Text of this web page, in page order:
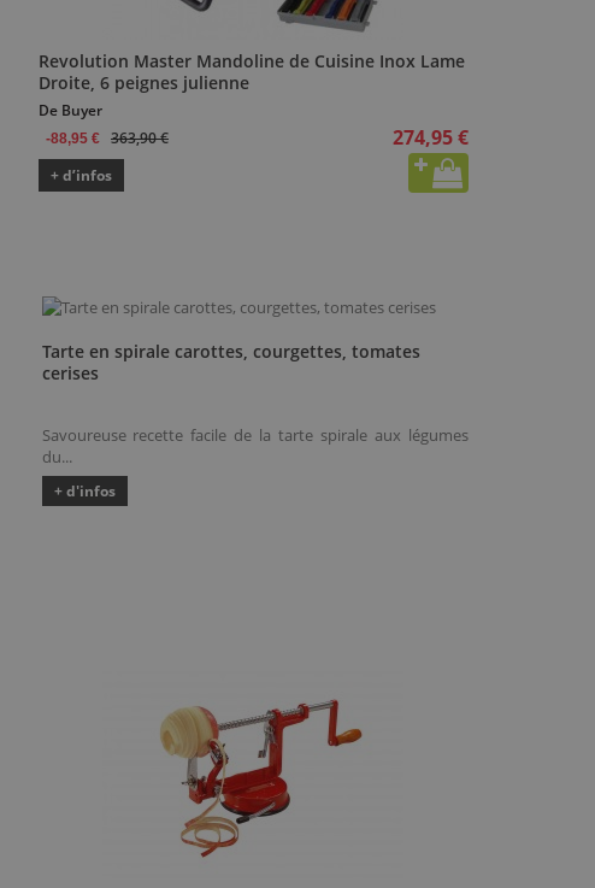
Revolution Master Mandoline de Cuisine Inox Lame
Droite, 6 peignes julienne
De Buyer
-88,95 € 363,90 € 274,95 €
+ d’infos
Tarte en spirale carottes, courgettes, tomates
cerises
Savoureuse recette facile de la tarte spirale aux légumes
du...
+ d'infos